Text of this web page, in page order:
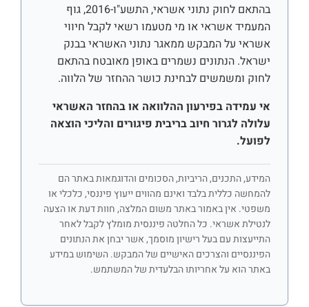
בהתאם לחוק נתוני אשראי, התשע"ו-2016, גוף
המעמיד אשראי או מי מטעמו רשאי לקבל חיווי
אשראי על המבקש ממאגר נתוני האשראי בבנק
ישראל. הנתונים נשמרים באופן מאובטח בהתאם
לחוק ומשמשים לבחינת כושר ההחזר של הלווה.
אי עמידה בפירעון ההלוואה או בהחזר האשראי
עלולה לגרור חיוב בריבית פיגורים והליכי הוצאה
לפועל.
המידע, התכנים, הריביות, הסכומים והדוגמאות באתר הם
להמחשה כללית בלבד ואינם מהווים ייעוץ פיננסי, כלכלי או
משפטי. אין באמור באתר משום המלצה, חוות דעת או הצעה
לנטילת אשראי. כל החלטה פיננסית מומלץ לקבל לאחר
התייעצות עם בעל רישיון מוסמך, אשר יבחן את הנתונים
הפיננסיים והצרכים האישיים של המבקש. השימוש במידע
באתר הוא על אחריותו הבלעדית של המשתמש.